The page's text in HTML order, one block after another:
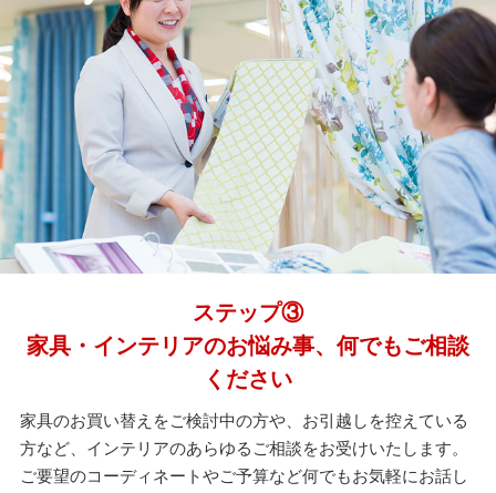
ステップ③
家具・インテリアのお悩み事、何でもご相談
ください
家具のお買い替えをご検討中の方や、お引越しを控えている
方など、インテリアのあらゆるご相談をお受けいたします。
ご要望のコーディネートやご予算など何でもお気軽にお話し